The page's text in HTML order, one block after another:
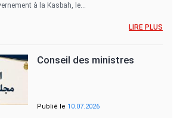
à la Kasbah, le…
LIRE PLUS
Conseil des ministres
Publié le 10.07.2026